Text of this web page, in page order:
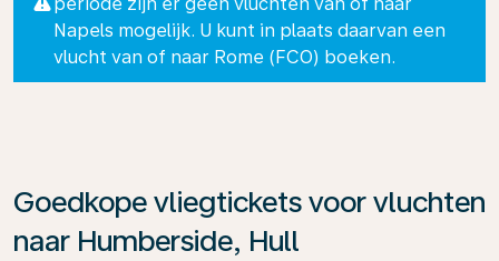
Napels mogelijk. U kunt in plaats daarvan een
vlucht van of naar Rome (FCO) boeken.
Goedkope vliegtickets voor vluchten
naar Humberside, Hull